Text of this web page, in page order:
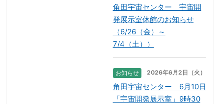
角田宇宙センター 宇宙開
発展示室休館のお知らせ
（6/26（金）～
7/4（土））
お知らせ 2026年6月2日（火）
角田宇宙センター 6月10日
「宇宙開発展示室」9時30